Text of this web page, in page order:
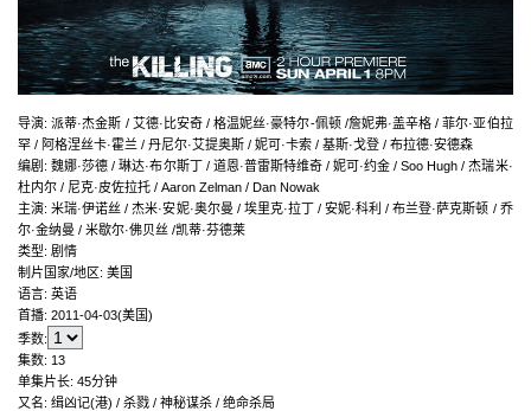
导演:派蒂·杰金斯 / 艾德·比安奇 / 格温妮丝·豪特尔-佩顿 /詹妮弗·盖辛格 / 菲尔·亚伯拉
罕 / 阿格涅丝卡·霍兰 / 丹尼尔·艾提奥斯 / 妮可·卡索 / 基斯·戈登 / 布拉德·安德森
编剧 :魏娜·莎德 / 琳达·布尔斯丁 / 道恩·普雷斯特维奇 / 妮可·约金 / Soo Hugh / 杰瑞米·
杜内尔 / 尼克·皮佐拉托 / Aaron Zelman / Dan Nowak
主演:米瑞·伊诺丝 / 杰米·安妮·奥尔曼 / 埃里克·拉丁 / 安妮·科利 / 布兰登·萨克斯顿 / 乔
尔·金纳曼 / 米歇尔·佛贝丝 /凯蒂·芬德莱
类型: 剧情
制片国家/地区: 美国
语言: 英语
首播: 2011-04-03(美国)
季数:
集数: 13
单集片长: 45分钟
又名: 缉凶记(港) / 杀戮 / 神秘谋杀 / 绝命杀局